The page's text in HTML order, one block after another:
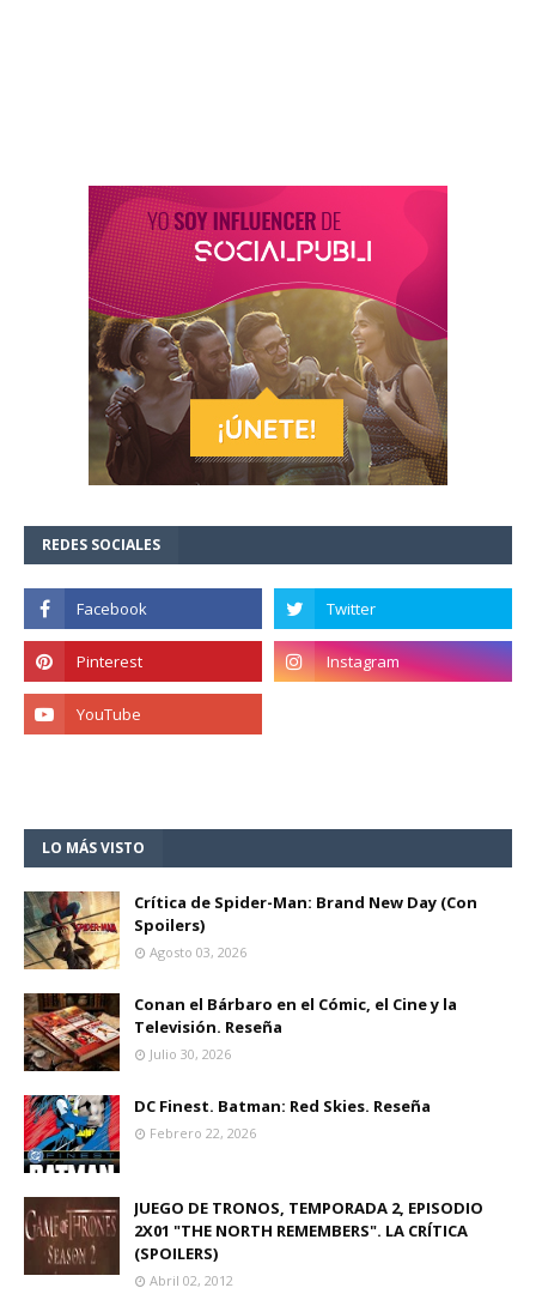
REDES SOCIALES
LO MÁS VISTO
Crítica de Spider-Man: Brand New Day (Con
Spoilers)
Agosto 03, 2026
Conan el Bárbaro en el Cómic, el Cine y la
Televisión. Reseña
Julio 30, 2026
DC Finest. Batman: Red Skies. Reseña
Febrero 22, 2026
JUEGO DE TRONOS, TEMPORADA 2, EPISODIO
2X01 "THE NORTH REMEMBERS". LA CRÍTICA
(SPOILERS)
Abril 02, 2012